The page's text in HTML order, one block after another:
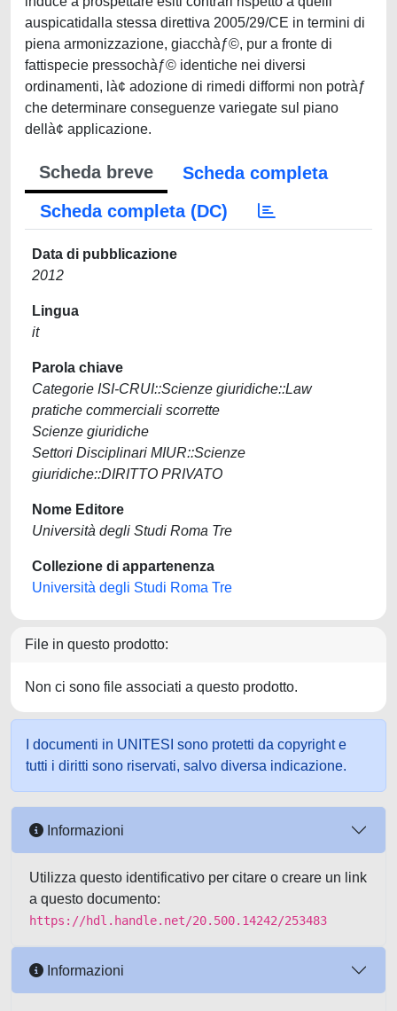
auspicatidalla stessa direttiva 2005/29/CE in termini di
piena armonizzazione, giacchàƒ©, pur a fronte di
fattispecie pressochàƒ© identiche nei diversi
ordinamenti, là¢ adozione di rimedi difformi non potràƒ
che determinare conseguenze variegate sul piano
dellà¢ applicazione.
Scheda breve
Scheda completa
Scheda completa (DC)
Data di pubblicazione
2012
Lingua
it
Parola chiave
Categorie ISI-CRUI::Scienze giuridiche::Law
pratiche commerciali scorrette
Scienze giuridiche
Settori Disciplinari MIUR::Scienze
giuridiche::DIRITTO PRIVATO
Nome Editore
Università degli Studi Roma Tre
Collezione di appartenenza
Università degli Studi Roma Tre
File in questo prodotto:
Non ci sono file associati a questo prodotto.
I documenti in UNITESI sono protetti da copyright e
tutti i diritti sono riservati, salvo diversa indicazione.
Informazioni
Utilizza questo identificativo per citare o creare un link
a questo documento:
https://hdl.handle.net/20.500.14242/253483
Informazioni